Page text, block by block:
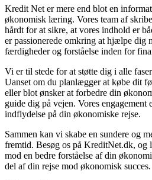
Kredit Net er mere end blot en
økonomisk læring. Vores team af
hårdt for at sikre, at vores indhold er
er passionerede omkring at hjælpe dig
færdigheder og forståelse inden for
Vi er til stede for at støtte dig i alle
Uanset om du planlægger at købe dit
eller blot ønsker at forbedre din
guide dig på vejen. Vores engagement
indflydelse på din økonomiske rejse.
Sammen kan vi skabe en sundere og
fremtid. Besøg os på KreditNet.dk, og
mod en bedre forståelse af din
del af din rejse mod økonomisk succes.